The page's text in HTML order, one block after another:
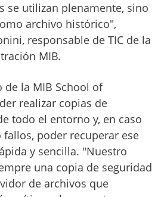
se utilizan plenamente, sino
archivo histórico",
responsable de TIC de la
MIB.
la MIB School of
realizar copias de
todo el entorno y, en caso
poder recuperar ese
y sencilla. "Nuestro
una copia de seguridad
de archivos que